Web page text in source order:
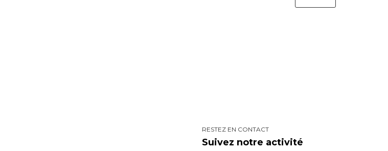
RESTEZ EN CONTACT
Suivez notre activité